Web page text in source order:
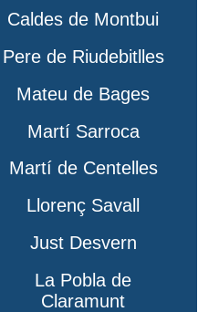
Caldes de Montbui
Pere de Riudebitlles
Mateu de Bages
Martí Sarroca
Martí de Centelles
Llorenç Savall
Just Desvern
La Pobla de
Claramunt